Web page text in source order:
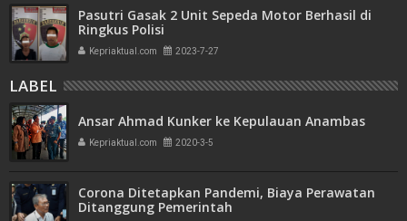
Pasutri Gasak 2 Unit Sepeda Motor Berhasil di
Ringkus Polisi
Kepriaktual.com 2023-7-27
LABEL
Ansar Ahmad Kunker ke Kepulauan Anambas
Kepriaktual.com 2020-3-5
Corona Ditetapkan Pandemi, Biaya Perawatan
Ditanggung Pemerintah